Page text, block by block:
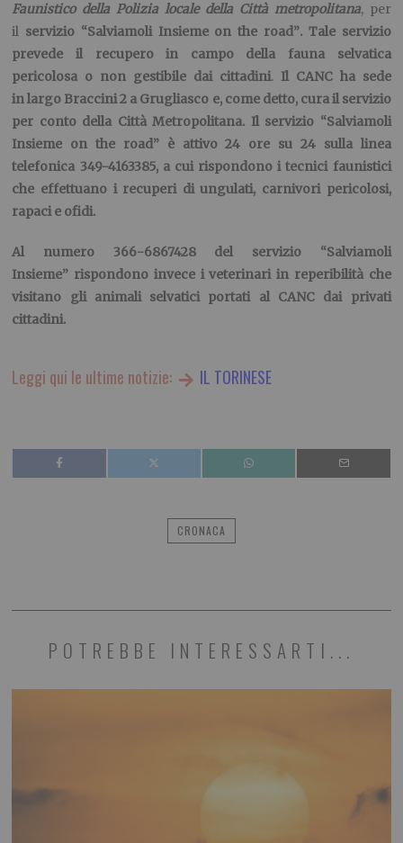
Faunistico della Polizia locale della Città metropolitana, per
il servizio “Salviamoli Insieme on the road”. Tale servizio
prevede il recupero in campo della fauna selvatica
pericolosa o non gestibile dai cittadini. Il CANC ha sede
inlargo Braccini 2 a Grugliasco e, come detto, cura il servizio
per conto della Città Metropolitana. Il servizio “Salviamoli
Insieme on the road” è attivo 24 ore su 24 sulla linea
telefonica 349-4163385, a cui rispondono itecnici faunistici
che effettuano i recuperi di ungulati, carnivori pericolosi,
rapaci e ofidi.
Al numero 366-6867428del servizio “Salviamoli
Insieme” rispondono invece iveterinari in reperibilitàche
visitano gli animali selvatici portati al CANC dai privati
cittadini.
Leggi qui le ultime notizie: IL TORINESE
CRONACA
POTREBBE INTERESSARTI...